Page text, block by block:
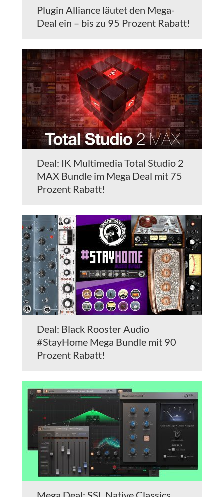
Plugin Alliance läutet den Mega-
Deal ein – bis zu 95 Prozent Rabatt!
Deal: IK Multimedia Total Studio 2
MAX Bundle im Mega Deal mit 75
Prozent Rabatt!
Deal: Black Rooster Audio
#StayHome Mega Bundle mit 90
Prozent Rabatt!